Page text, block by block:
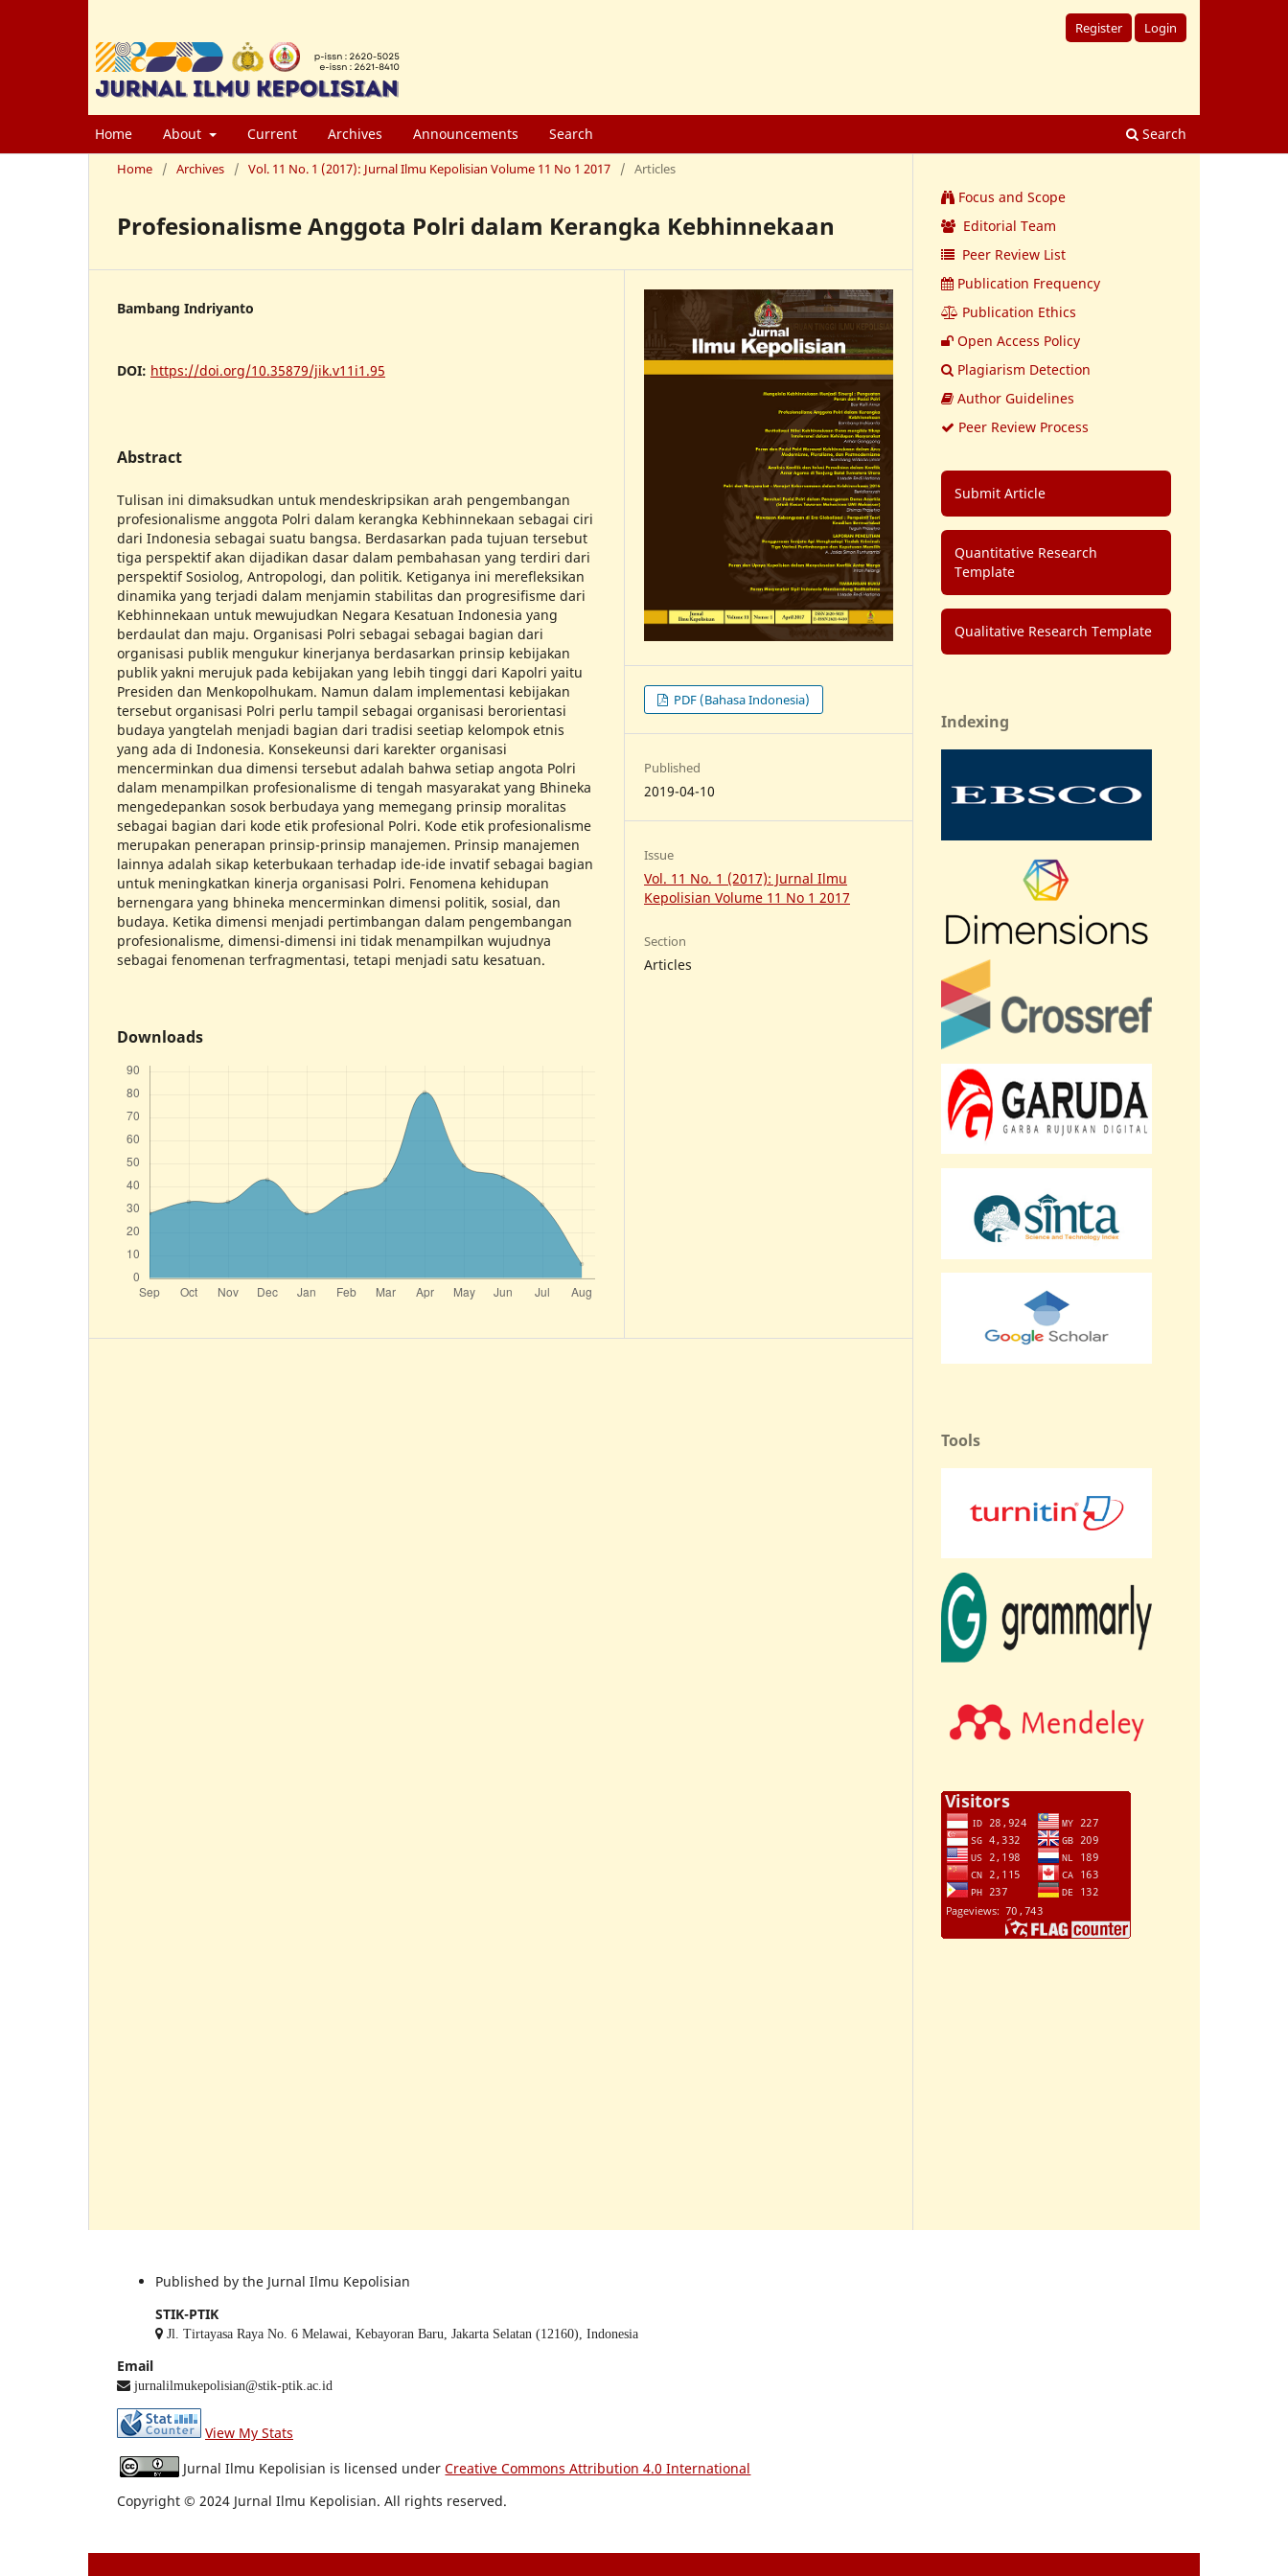
Home About Current Archives Announcements Search Search
Register Login
Home / Archives / Vol. 11 No. 1 (2017): Jurnal Ilmu Kepolisian Volume 11 No 1 2017 / Articles
Profesionalisme Anggota Polri dalam Kerangka Kebhinnekaan
Bambang Indriyanto
DOI: https://doi.org/10.35879/jik.v11i1.95
Abstract
Tulisan ini dimaksudkan untuk mendeskripsikan arah pengembangan
profesionalisme anggota Polri dalam kerangka Kebhinnekaan sebagai ciri
dari Indonesia sebagai suatu bangsa. Berdasarkan pada tujuan tersebut
tiga perspektif akan dijadikan dasar dalam pembahasan yang terdiri dari
perspektif Sosiolog, Antropologi, dan politik. Ketiganya ini merefleksikan
dinamika yang terjadi dalam menjamin stabilitas dan progresifisme dari
Kebhinnekaan untuk mewujudkan Negara Kesatuan Indonesia yang
berdaulat dan maju. Organisasi Polri sebagai sebagai bagian dari
organisasi publik mengukur kinerjanya berdasarkan prinsip kebijakan
publik yakni merujuk pada kebijakan yang lebih tinggi dari Kapolri yaitu
Presiden dan Menkopolhukam. Namun dalam implementasi kebijakan
tersebut organisasi Polri perlu tampil sebagai organisasi berorientasi
budaya yangtelah menjadi bagian dari tradisi seetiap kelompok etnis
yang ada di Indonesia. Konsekeunsi dari karekter organisasi
mencerminkan dua dimensi tersebut adalah bahwa setiap angota Polri
dalam menampilkan profesionalisme di tengah masyarakat yang Bhineka
mengedepankan sosok berbudaya yang memegang prinsip moralitas
sebagai bagian dari kode etik profesional Polri. Kode etik profesionalisme
merupakan penerapan prinsip-prinsip manajemen. Prinsip manajemen
lainnya adalah sikap keterbukaan terhadap ide-ide invatif sebagai bagian
untuk meningkatkan kinerja organisasi Polri. Fenomena kehidupan
bernengara yang bhineka mencerminkan dimensi politik, sosial, dan
budaya. Ketika dimensi menjadi pertimbangan dalam pengembangan
profesionalisme, dimensi-dimensi ini tidak menampilkan wujudnya
sebagai fenomenan terfragmentasi, tetapi menjadi satu kesatuan.
Downloads
PDF (Bahasa Indonesia)
Published
2019-04-10
Issue
Vol. 11 No. 1 (2017): Jurnal Ilmu
Kepolisian Volume 11 No 1 2017
Section
Articles
Focus and Scope
Editorial Team
Peer Review List
Publication Frequency
Publication Ethics
Open Access Policy
Plagiarism Detection
Author Guidelines
Peer Review Process
Submit Article
Quantitative Research
Template
Qualitative Research Template
Indexing
Tools
Published by the Jurnal Ilmu Kepolisian
STIK-PTIK
Jl. Tirtayasa Raya No. 6 Melawai, Kebayoran Baru, Jakarta Selatan (12160), Indonesia
Email
jurnalilmukepolisian@stik-ptik.ac.id
View My Stats
Jurnal Ilmu Kepolisian is licensed underCreative Commons Attribution 4.0 International
Copyright © 2024 Jurnal Ilmu Kepolisian. All rights reserved.